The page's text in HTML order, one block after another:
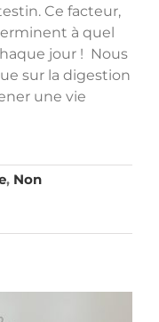
Ce facteur,
à quel
jour ! Nous
sur la digestion
une vie
, Non